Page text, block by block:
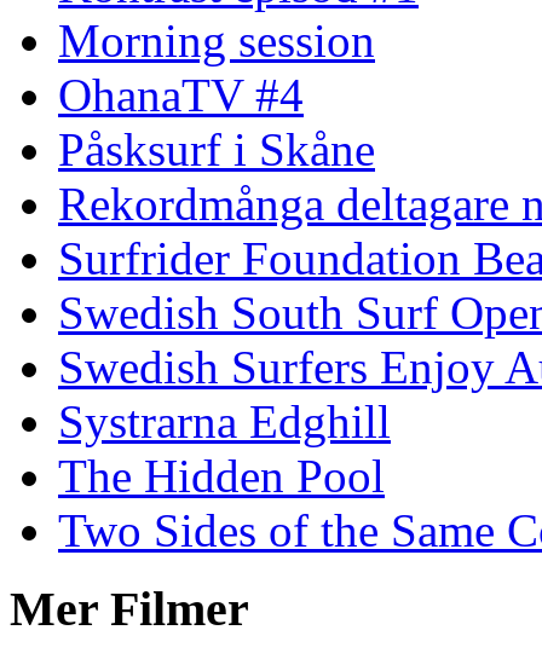
Morning session
OhanaTV #4
Påsksurf i Skåne
Rekordmånga deltagare
Surfrider Foundation
Swedish South Surf
Swedish Surfers Enjoy
Systrarna Edghill
The Hidden Pool
Two Sides of the Same
Mer Filmer